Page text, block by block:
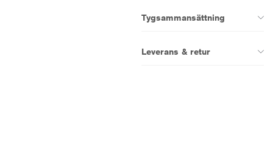
Tygsammansättning
Leverans & retur